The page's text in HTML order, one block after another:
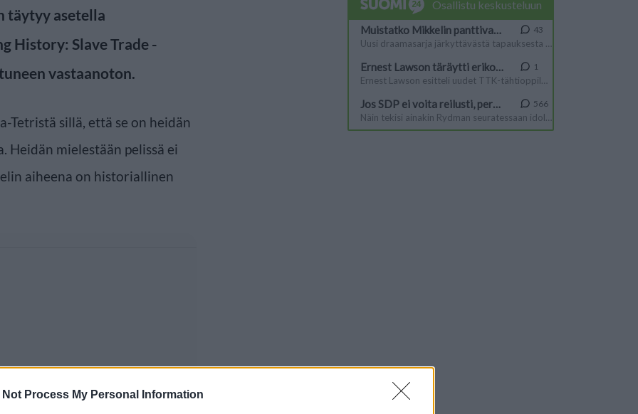
Not Process My Personal Information
täytyy asetella
History: Slave Trade -
vastaanoton.
sillä, että se on heidän
Heidän mielestään pelissä ei
aiheena on historiallinen